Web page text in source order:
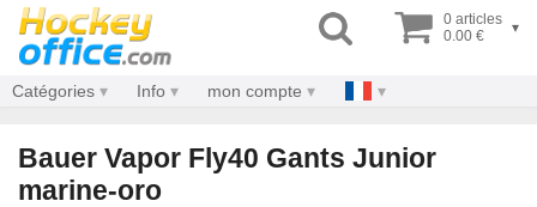
0 articles
0.00 €
▾
Catégories Info mon compte
Bauer Vapor Fly40 Gants Junior
marine-oro